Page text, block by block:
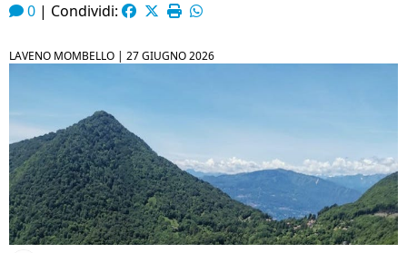
0 | Condividi:
LAVENO MOMBELLO | 27 GIUGNO 2026